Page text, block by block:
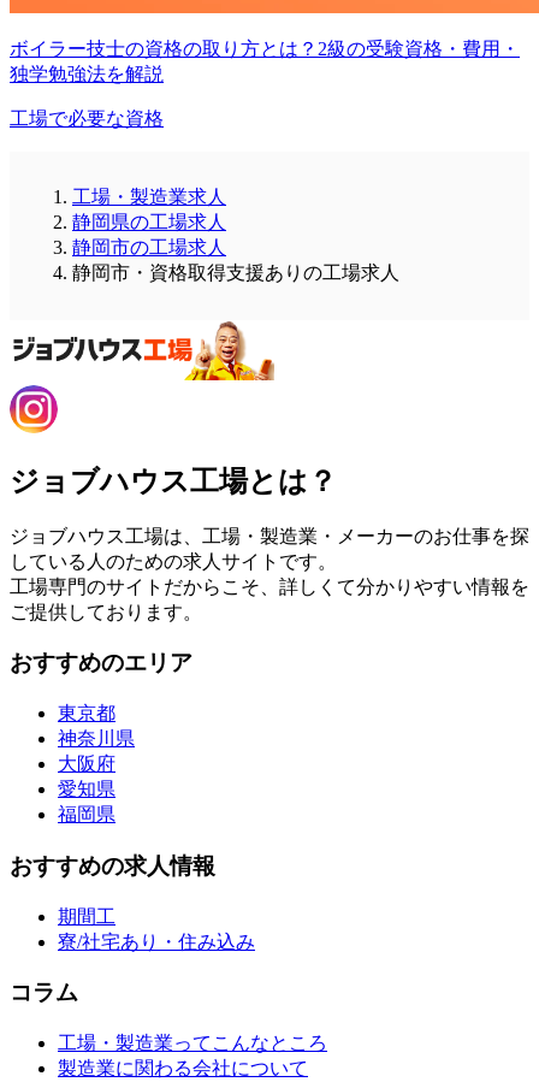
ボイラー技士の資格の取り方とは？2級の受験資格・費用・
独学勉強法を解説
工場で必要な資格
工場・製造業求人
静岡県の工場求人
静岡市の工場求人
静岡市・資格取得支援ありの工場求人
ジョブハウス工場とは？
ジョブハウス工場は、工場・製造業・メーカーのお仕事を探
している人のための求人サイトです。
工場専門のサイトだからこそ、詳しくて分かりやすい情報を
ご提供しております。
おすすめのエリア
東京都
神奈川県
大阪府
愛知県
福岡県
おすすめの求人情報
期間工
寮/社宅あり・住み込み
コラム
工場・製造業ってこんなところ
製造業に関わる会社について